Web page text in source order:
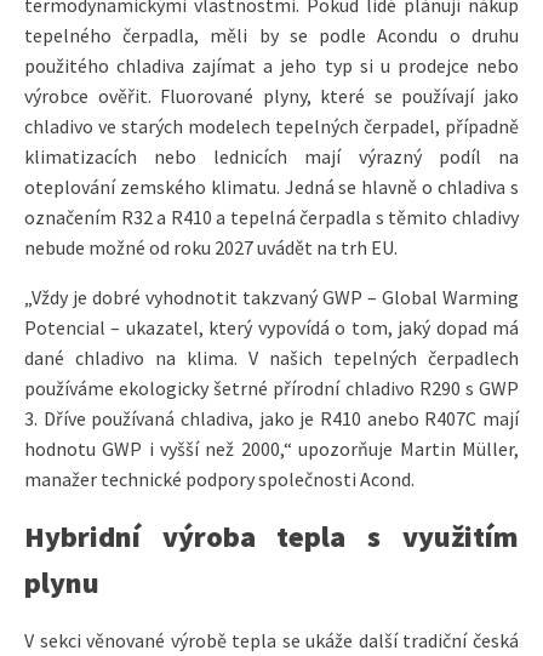
tepelného čerpadla, měli by se podle Acondu o druhu
použitého chladiva zajímat a jeho typ si u prodejce nebo
výrobce ověřit. Fluorované plyny, které se používají jako
chladivo ve starých modelech tepelných čerpadel, případně
klimatizacích nebo lednicích mají výrazný podíl na
oteplování zemského klimatu. Jedná se hlavně o chladiva s
označením R32 a R410 a tepelná čerpadla s těmito chladivy
nebude možné od roku 2027 uvádět na trh EU.
„Vždy je dobré vyhodnotit takzvaný GWP – Global Warming
Potencial – ukazatel, který vypovídá o tom, jaký dopad má
dané chladivo na klima. V našich tepelných čerpadlech
používáme ekologicky šetrné přírodní chladivo R290 s GWP
3. Dříve používaná chladiva, jako je R410 anebo R407C mají
hodnotu GWP i vyšší než 2000,“ upozorňuje Martin Müller,
manažer technické podpory společnosti Acond.
Hybridní výroba tepla s využitím
plynu
V sekci věnované výrobě tepla se ukáže další tradiční česká